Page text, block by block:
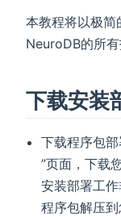
本教程将以极简
NeuroDB的所
下载安装
下载程序包
(opens new
”页面，下载
安装部署工
程序包解压到